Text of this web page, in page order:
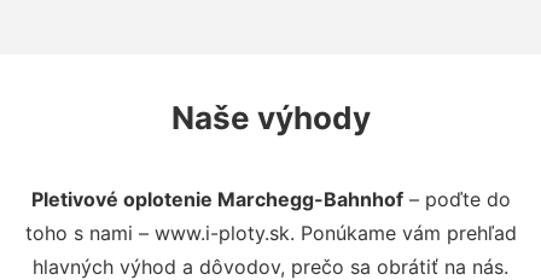
Naše výhody
Pletivové oplotenie Marchegg-Bahnhof– poďte do
toho s nami – www.i-ploty.sk. Ponúkame vám prehľad
hlavných výhod a dôvodov, prečo sa obrátiť na nás.